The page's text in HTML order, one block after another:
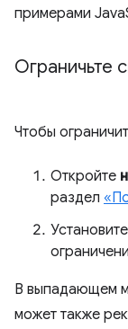
примерами
Ограничьте
Чтобы
Откройте
раздел
В выпадающем
может также